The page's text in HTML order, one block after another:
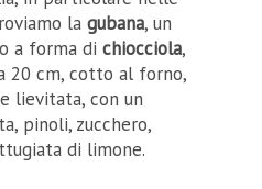
la gubana, un
a forma di chiocciola,
20 cm, cotto al forno,
lievitata, con un
pinoli, zucchero,
di limone.